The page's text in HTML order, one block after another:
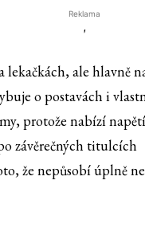
Reklama
'
ale hlavně
o postavách i
protože nabízí
závěrečných titulcích
že nepůsobí úplně